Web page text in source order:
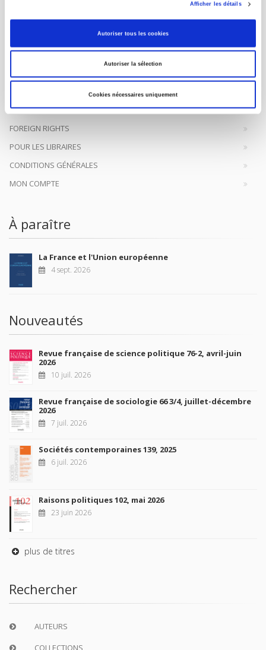
Afficher les détails
Autoriser tous les cookies
Autoriser la sélection
Cookies nécessaires uniquement
Maison d'édition dédiée aux sciences humaines et sociales, les
Presses de Sciences Po participent depuis leur création en 1976
CONTACTS
FOREIGN RIGHTS
POUR LES LIBRAIRES
CONDITIONS GÉNÉRALES
MON COMPTE
À paraître
La France et l'Union européenne
4 sept. 2026
Nouveautés
Revue française de science politique 76-2, avril-juin
2026
10 juil. 2026
Revue française de sociologie 66 3/4, juillet-décembre
2026
7 juil. 2026
Sociétés contemporaines 139, 2025
6 juil. 2026
Raisons politiques 102, mai 2026
23 juin 2026
plus de titres
Rechercher
AUTEURS
COLLECTIONS